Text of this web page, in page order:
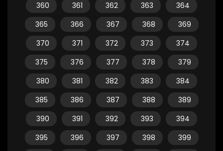
360
361 362 363
364
365
366 367 368
369
370
371 372 373
374
375
376 377 378
379
380
381 382 383
384
385
386 387 388
389
390
391 392 393
394
395
396 397 398
399